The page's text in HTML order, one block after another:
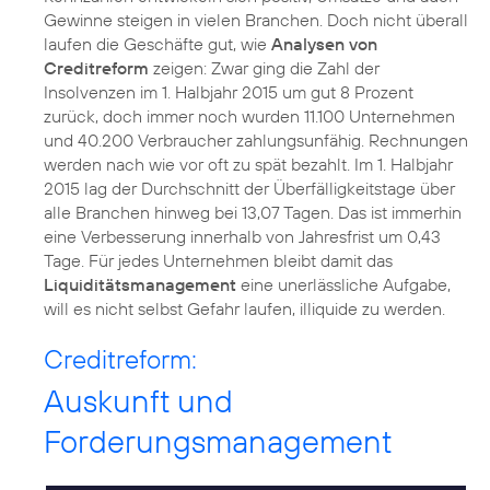
Gewinne steigen in vielen Branchen. Doch nicht überall
laufen die Geschäfte gut, wie Analysen von
Creditreform zeigen: Zwar ging die Zahl der
Insolvenzen im 1. Halbjahr 2015 um gut 8 Prozent
zurück, doch immer noch wurden 11.100 Unternehmen
und 40.200 Verbraucher zahlungsunfähig. Rechnungen
werden nach wie vor oft zu spät bezahlt. Im 1. Halbjahr
2015 lag der Durchschnitt der Überfälligkeitstage über
alle Branchen hinweg bei 13,07 Tagen. Das ist immerhin
eine Verbesserung innerhalb von Jahresfrist um 0,43
Tage. Für jedes Unternehmen bleibt damit das
Liquiditätsmanagement eine unerlässliche Aufgabe,
will es nicht selbst Gefahr laufen, illiquide zu werden.
Creditreform:
Auskunft und
Forderungsmanagement